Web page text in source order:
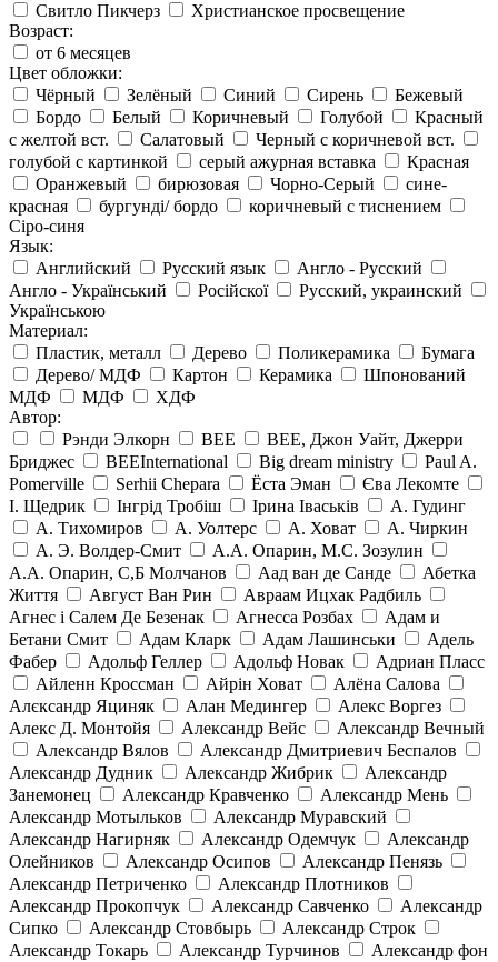
Свитло Пикчерз
Христианское просвещение
Возраст:
от 6 месяцев
Цвет обложки:
Чёрный
Зелёный Синий Сирень
Бежевый
Бордо
Белый Коричневый Голубой
Красный
с желтой вст.
Салатовый
Черный с коричневой вст.
голубой с картинкой
серый ажурная вставка
Красная
Оранжевый
бирюзовая Чорно-Серый
сине-
красная
бургунді/ бордо
коричневый с тиснением
Сіро-синя
Язык:
Английский
Русский язык
Англо - Русский
Англо - Український
Російскої
Русский, украинский
Українською
Материал:
Пластик, металл
Дерево Поликерамика
Бумага
Дерево/ МДФ
Картон Керамика
Шпонований
МДФ
МДФ
ХДФ
Автор:
Рэнди Элкорн
BEE
BEE, Джон Уайт, Джерри
Бриджес
BEEInternational Big dream ministry
Paul A.
Pomerville
Serhii Chepara Ёста Эман
Єва Лекомте
І. Щедрик
Інгрід Тробіш Ірина Іваськів
А. Гудинг
А. Тихомиров
А. Уолтерс А. Ховат
А. Чиркин
А. Э. Волдер-Смит
А.А. Опарин, М.С. Зозулин
А.А. Опарин, С,Б Молчанов
Аад ван де Санде
Абетка
Життя
Август Ван Рин
Авраам Ицхак Радбиль
Агнес і Салем Де Безенак
Агнесса Розбах
Адам и
Бетани Смит
Адам Кларк Адам Лашинськи
Адель
Фабер
Адольф Геллер Адольф Новак
Адриан Пласс
Айленн Кроссман
Айрін Ховат
Алёна Салова
Алєксандр Яциняк
Алан Медингер
Алекс Воргез
Алекс Д. Монтойя
Александр Вейс
Александр Вечный
Александр Вялов
Александр Дмитриевич Беспалов
Александр Дудник
Александр Жибрик
Александр
Занемонец
Александр Кравченко
Александр Мень
Александр Мотыльков
Александр Муравский
Александр Нагирняк
Александр Одемчук
Александр
Олейников
Александр Осипов
Александр Пенязь
Александр Петриченко
Александр Плотников
Александр Прокопчук
Александр Савченко
Александр
Сипко
Александр Стовбырь
Александр Строк
Александр Токарь
Александр Турчинов
Александр фон